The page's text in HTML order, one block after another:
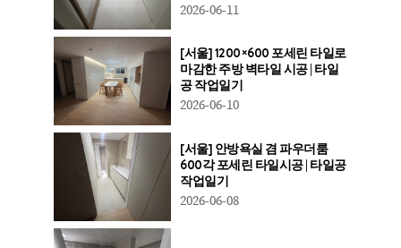
2026-06-11
[서울] 1200×600 포세린 타일로
마감한 주방 벽타일 시공 | 타일
공 작업일기
2026-06-10
[서울] 안방욕실 겸 파우더룸
600각 포세린 타일시공 | 타일공
작업일기
2026-06-08